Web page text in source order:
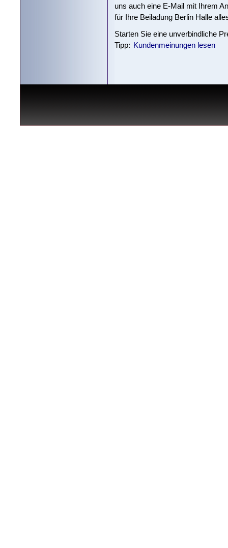
uns auch eine E-Mail mit Ihrem
für Ihre Beiladung Berlin Halle
Starten Sie eine unverbindliche
Tipp: Kundenmeinungen lesen